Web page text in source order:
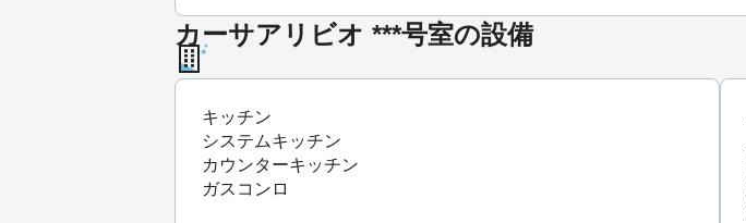
カーサアリビオ ***号室の設備
キッチン
システムキッチン
カウンターキッチン
ガスコンロ